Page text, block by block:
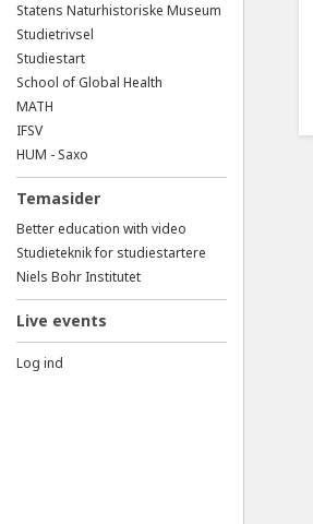
Statens Naturhistoriske Museum
Studietrivsel
Studiestart
School of Global Health
MATH
IFSV
HUM - Saxo
Temasider
Better education with video
Studieteknik for studiestartere
Niels Bohr Institutet
Live events
Log ind